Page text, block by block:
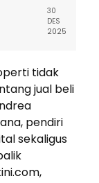
30
DES
2025
tidak
jual beli
pendiri
sekaligus